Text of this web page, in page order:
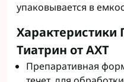
упаковывается в
Характеристики
Тиатрин от АХТ
Препаративная